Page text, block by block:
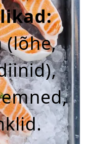
(lõhe,